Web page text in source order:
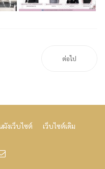
ต่อไป
งเว็บไซต์ เว็บไซต์เดิม